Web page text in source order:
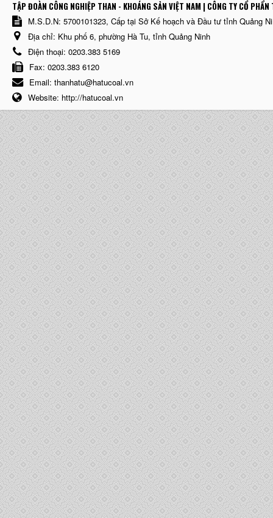
TẬP ĐOÀN CÔNG NGHIỆP THAN - KHOÁNG SẢN VIỆT NAM | CÔNG TY CỔ
M.S.D.N: 5700101323, Cấp tại Sở Kế hoạch và Đầu tư tỉnh Quảng
Địa chỉ: Khu phố 6, phường Hà Tu, tỉnh Quảng Ninh
Điện thoại: 0203.383 5169
Fax: 0203.383 6120
Email: thanhatu@hatucoal.vn
Website: http://hatucoal.vn